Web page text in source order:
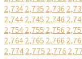
2,7342,735 2,736
2,7442,745 2,746
2,7542,755 2,756
2,7642,765 2,766
2,7742,775 2,776